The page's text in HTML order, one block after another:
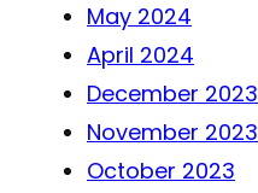
May 2024
April 2024
December 2023
November 2023
October 2023